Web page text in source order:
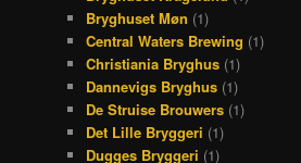
Bryghuset Møn (1)
Central Waters Brewing (1)
Christiania Bryghus (1)
Dannevigs Bryghus (1)
De Struise Brouwers (1)
Det Lille Bryggeri (1)
Dugges Bryggeri (1)